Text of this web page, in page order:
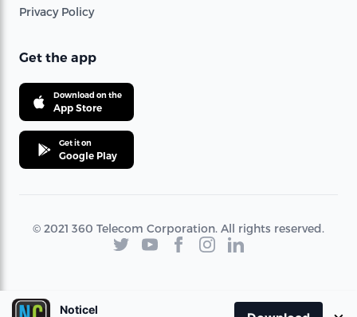
Privacy Policy
Get the app
Download on the
App Store
Get it on
Google Play
© 2021 360 Telecom Corporation. All rights reserved.
Noticel